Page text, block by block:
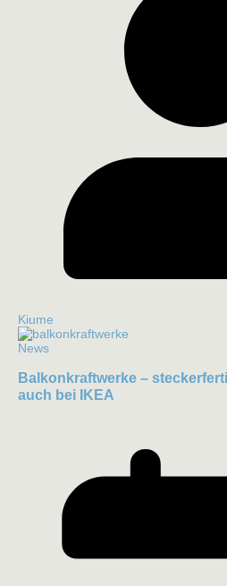
Kiume
News
Balkonkraftwerke –
auch bei IKEA